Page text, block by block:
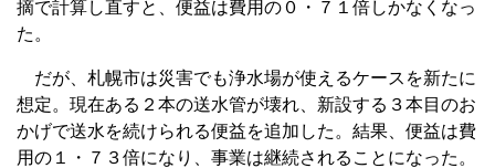
摘で計算し直すと、便益は費用の０・７１倍しかなくなっ
た。
だが、札幌市は災害でも浄水場が使えるケースを新たに
想定。現在ある２本の送水管が壊れ、新設する３本目のお
かげで送水を続けられる便益を追加した。結果、便益は費
用の１・７３倍になり、事業は継続されることになった。